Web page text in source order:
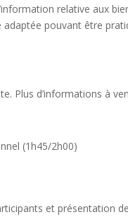
relative aux
adaptée pouvant être
Plus d’informations à
(1h45/2h00)
et présentation